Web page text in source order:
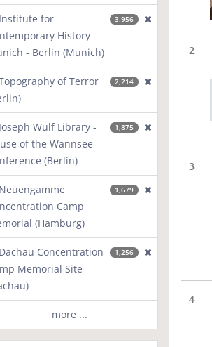
2
3
4
Institute for
History
- Berlin (Munich)
3,956
of Terror
2,214
Joseph Wulf Library -
of the Wannsee
(Berlin)
1,875
Neuengamme
Camp
(Hamburg)
1,679
Dachau Concentration
Memorial Site
1,256
more ...